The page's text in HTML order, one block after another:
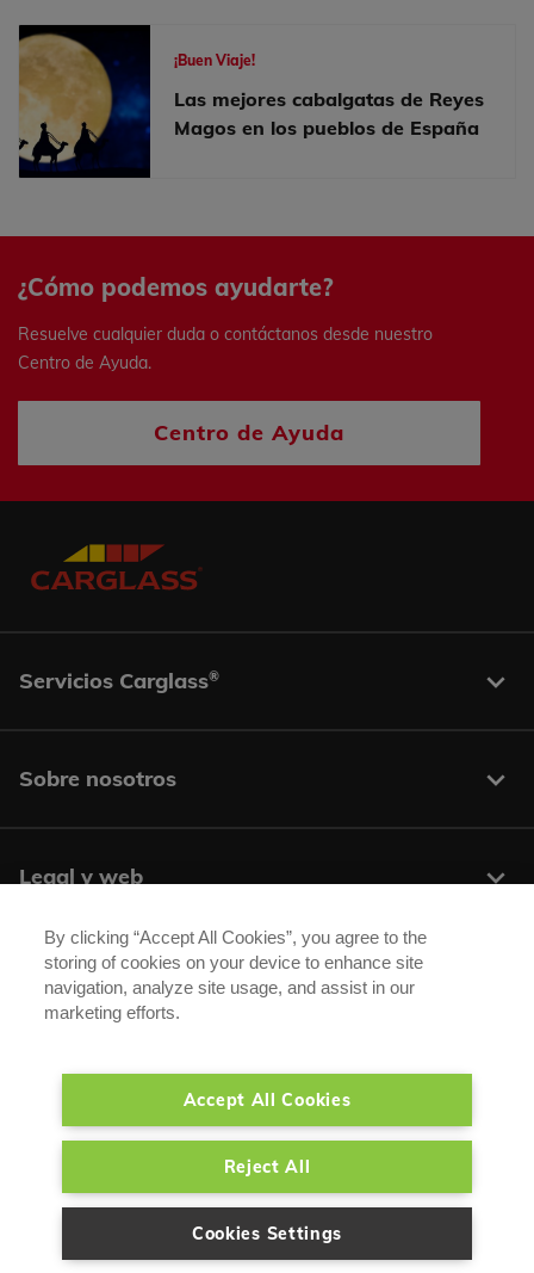
¡Buen Viaje!
Las mejores cabalgatas de Reyes
Magos en los pueblos de España
¿Cómo podemos ayudarte?
Resuelve cualquier duda o contáctanos desde nuestro
Centro de Ayuda.
Centro de Ayuda
Servicios Carglass®
Sobre nosotros
Legal y web
Centros y contacto
Carglass®/ Autoglass®son marcas registradas de Belron Group SA y sus
empresas afiliadas.
Síguenos:
By clicking “Accept All Cookies”, you agree to the
storing of cookies on your device to enhance site
navigation, analyze site usage, and assist in our
marketing efforts.
Accept All Cookies
Reject All
Cookies Settings